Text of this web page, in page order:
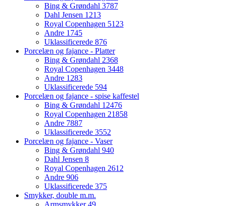
Bing & Grøndahl 3787
Dahl Jensen 1213
Royal Copenhagen 5123
Andre 1745
Uklassificerede 876
Porcelæn og fajance - Platter
Bing & Grøndahl 2368
Royal Copenhagen 3448
Andre 1283
Uklassificerede 594
Porcelæn og fajance - spise kaffestel
Bing & Grøndahl 12476
Royal Copenhagen 21858
Andre 7887
Uklassificerede 3552
Porcelæn og fajance - Vaser
Bing & Grøndahl 940
Dahl Jensen 8
Royal Copenhagen 2612
Andre 906
Uklassificerede 375
Smykker, double m.m.